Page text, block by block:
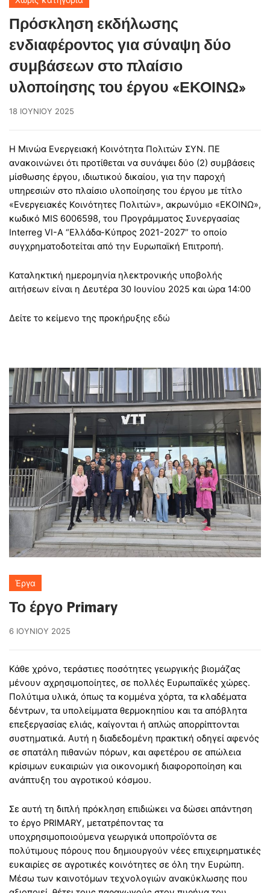
Πρόσκληση εκδήλωσης
ενδιαφέροντος για σύναψη δύο
συμβάσεων στο πλαίσιο
υλοποίησης του έργου «ΕΚΟΙΝΩ»
18 ΙΟΥΝΊΟΥ 2025
Η Μινώα Ενεργειακή Κοινότητα Πολιτών ΣΥΝ. ΠΕ
ανακοινώνει ότι προτίθεται να συνάψει δύο (2) συμβάσεις
μίσθωσης έργου, ιδιωτικού δικαίου, για την παροχή
υπηρεσιών στο πλαίσιο υλοποίησης του έργου με τίτλο
«Ενεργειακές Κοινότητες Πολιτών», ακρωνύμιο «ΕΚΟΙΝΩ»,
κωδικό MIS 6006598, του Προγράμματος Συνεργασίας
Interreg VI-A “Ελλάδα-Κύπρος 2021-2027” το οποίο
συγχρηματοδοτείται από την Ευρωπαϊκή Επιτροπή.
Καταληκτική ημερομηνία ηλεκτρονικής υποβολής
αιτήσεων είναι η Δευτέρα 30 Ιουνίου 2025 και ώρα 14:00
Δείτε το κείμενο της προκήρυξης εδώ
Έργα
Το έργο Primary
6 ΙΟΥΝΊΟΥ 2025
Κάθε χρόνο, τεράστιες ποσότητες γεωργικής βιομάζας
μένουν αχρησιμοποίητες, σε πολλές Ευρωπαϊκές χώρες.
Πολύτιμα υλικά, όπως τα κομμένα χόρτα, τα κλαδέματα
δέντρων, τα υπολείμματα θερμοκηπίου και τα απόβλητα
επεξεργασίας ελιάς, καίγονται ή απλώς απορρίπτονται
συστηματικά. Αυτή η διαδεδομένη πρακτική οδηγεί αφενός
σε σπατάλη πιθανών πόρων, και αφετέρου σε απώλεια
κρίσιμων ευκαιριών για οικονομική διαφοροποίηση και
ανάπτυξη του αγροτικού κόσμου.
Σε αυτή τη διπλή πρόκληση επιδιώκει να δώσει απάντηση
το έργο PRIMARY, μετατρέποντας τα
υποχρησιμοποιούμενα γεωργικά υποπροϊόντα σε
πολύτιμους πόρους που δημιουργούν νέες επιχειρηματικές
ευκαιρίες σε αγροτικές κοινότητες σε όλη την Ευρώπη.
Μέσω των καινοτόμων τεχνολογιών ανακύκλωσης που